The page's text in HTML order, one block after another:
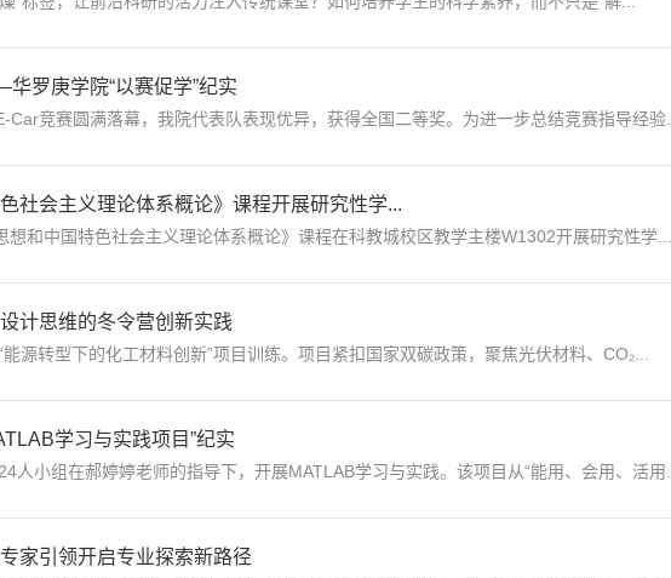
罗庚学院“以赛促学”纪实
Car竞赛圆满落幕，我院代表队表现优异，获得全国二等奖。为进一步总结竞赛指导经验
社会主义理论体系概论》课程开展研究性学...
想和中国特色社会主义理论体系概论》课程在科教城校区教学主楼W1302开展研究性学...
计思维的冬令营创新实践
源转型下的化工材料创新”项目训练。项目紧扣国家双碳政策，聚焦光伏材料、CO₂...
学习与实践项目”纪实
人小组在郝婷婷老师的指导下，开展MATLAB学习与实践。该项目从“能用、会用、活用
家引领开启专业探索新路径